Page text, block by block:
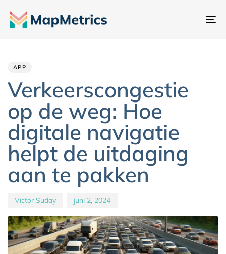
APP
Verkeerscongestie
op de weg: Hoe
digitale navigatie
helpt de uitdaging
aan te pakken
Victor Suday juni 2, 2024